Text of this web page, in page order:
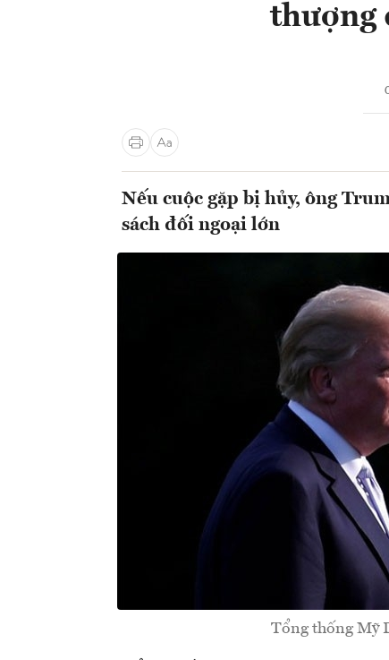
thượng
Nếu cuộc gặp bị hủy, ông
sách đối ngoại lớn
Tổng thống Mỹ